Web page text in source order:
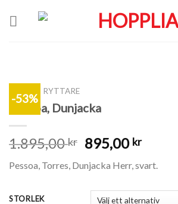
-53%
RYTTARE
Pessoa, Dunjacka
1.895,00kr 895,00 kr
Pessoa, Torres, Dunjacka Herr, svart.
STORLEK